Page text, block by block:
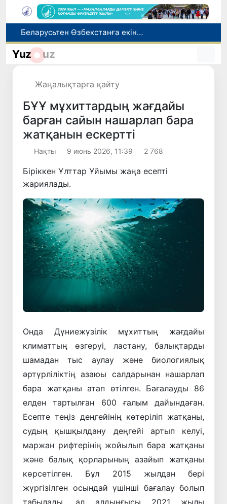
Адам саудасынан зардап шеккен азаматтар әлеуметтік қызметтермен қамтылады
Тарихи күн: Өзбекстанның «Самарқант-2028» жасанды серігі орбитаға сәтті шығарылды
Yuz uz
Жаңалықтарға қайту
БҰҰ мұхиттардың жағдайы
барған сайын нашарлап бара
жатқанын ескертті
Нақты 9 июнь 2026, 11:39 2 768
Біріккен Ұлттар Ұйымы жаңа есепті
жариялады.
Онда Дүниежүзілік мұхиттың жағдайы
климаттың өзгеруі, ластану, балықтарды
шамадан тыс аулау және биологиялық
әртүрліліктің азаюы салдарынан нашарлап
бара жатқаны атап өтілген. Бағалауды 86
елден тартылған 600 ғалым дайындаған.
Есепте теңіз деңгейінің көтеріліп жатқаны,
судың қышқылдану деңгейі артып келуі,
маржан рифтерінің жойылып бара жатқаны
және балық қорларының азайып жатқаны
көрсетілген. Бұл 2015 жылдан бері
жүргізілген осындай үшінші бағалау болып
табылады, ал алдыңғысы 2021 жылы